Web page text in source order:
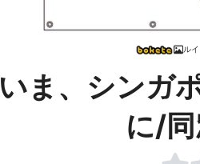
ル
いま、シンガ
に/